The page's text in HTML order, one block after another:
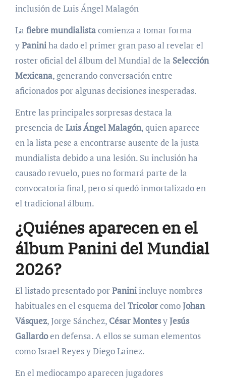
inclusión de Luis Ángel Malagón
La fiebre mundialistacomienza a tomar forma
yPaniniha dado el primer gran paso al revelar el
roster oficial del álbum del Mundial de la Selección
Mexicana, generando conversación entre
aficionados por algunas decisiones inesperadas.
Entre las principales sorpresas destaca la
presencia de Luis Ángel Malagón, quien aparece
en la lista pese a encontrarse ausente de la justa
mundialista debido a una lesión. Su inclusión ha
causado revuelo, pues no formará parte de la
convocatoria final, pero sí quedó inmortalizado en
el tradicional álbum.
¿Quiénes aparecen en el
álbum Panini del Mundial
2026?
El listado presentado porPanini incluye nombres
habituales en el esquema del TricolorcomoJohan
Vásquez, Jorge Sánchez, César MontesyJesús
Gallardoen defensa. A ellos se suman elementos
como Israel Reyes y Diego Lainez.
En el mediocampo aparecen jugadores